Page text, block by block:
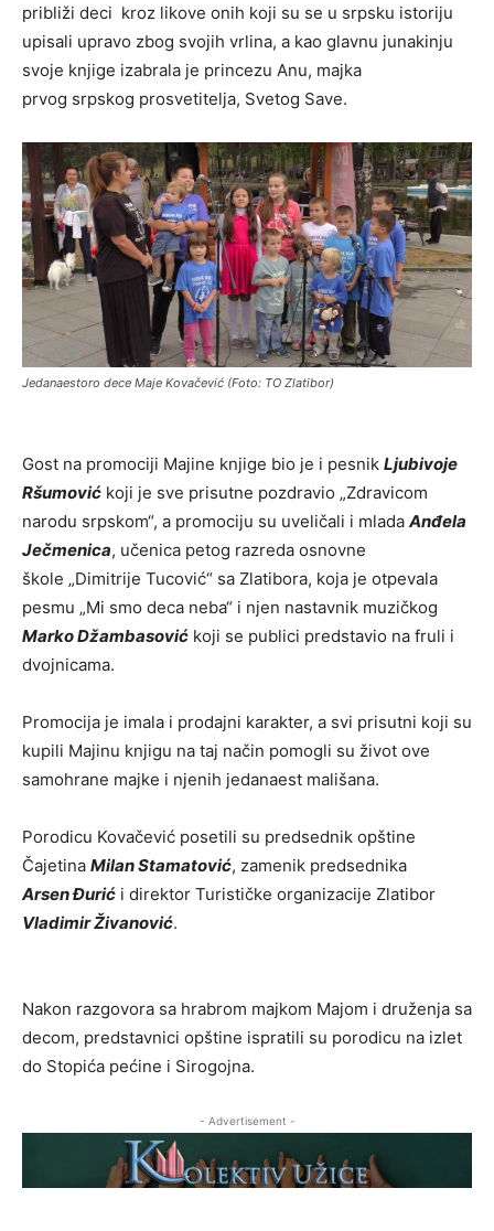
približi deci kroz likove onih koji su se u srpsku istoriju
upisali upravo zbog svojih vrlina, a kao glavnu junakinju
svoje knjige izabrala je princezu Anu, majka
prvog srpskog prosvetitelja, Svetog Save.
Jedanaestoro dece Maje Kovačević (Foto: TO Zlatibor)
Gost na promociji Majine knjige bio je i pesnik Ljubivoje
Ršumović koji je sve prisutne pozdravio „Zdravicom
narodu srpskom“, a promociju su uveličali i mlada Anđela
Ječmenica, učenica petog razreda osnovne
škole „Dimitrije Tucović“ sa Zlatibora, koja je otpevala
pesmu „Mi smo deca neba“ i njen nastavnik muzičkog
Marko Džambasović koji se publici predstavio na fruli i
dvojnicama.
Promocija je imala i prodajni karakter, a svi prisutni koji su
kupili Majinu knjigu na taj način pomogli su život ove
samohrane majke i njenih jedanaest mališana.
Porodicu Kovačević posetili su predsednik opštine
Čajetina Milan Stamatović, zamenik predsednika
Arsen Đurić i direktor Turističke organizacije Zlatibor
Vladimir Živanović.
Nakon razgovora sa hrabrom majkom Majom i druženja sa
decom, predstavnici opštine ispratili su porodicu na izlet
do Stopića pećine i Sirogojna.
- Advertisement -